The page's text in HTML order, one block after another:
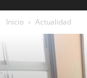
Inicio Actualidad